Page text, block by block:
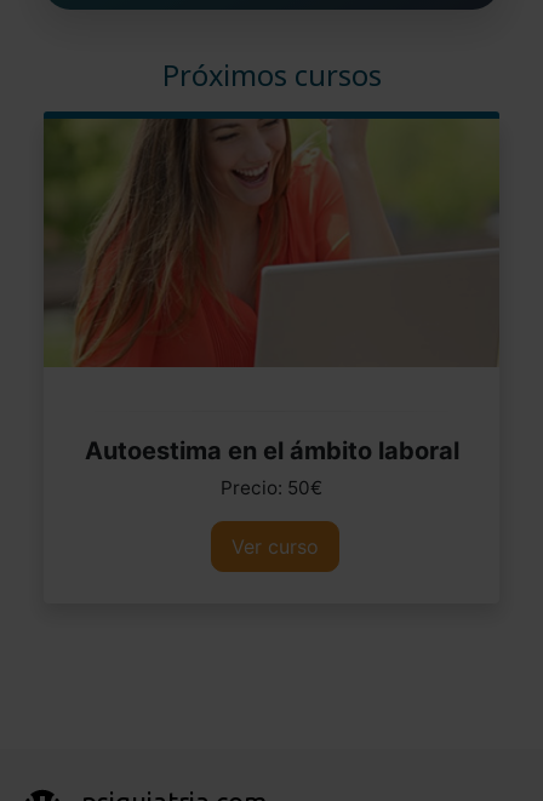
Próximos cursos
Autoestima en el ámbito laboral
Precio: 50€
Ver curso